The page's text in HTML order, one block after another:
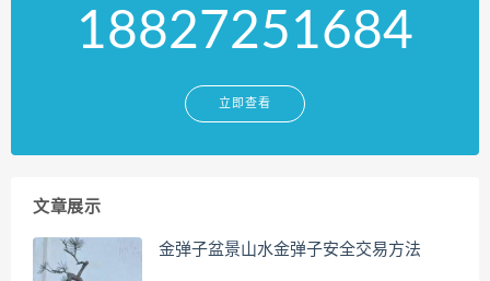
18827251684
立即查看
文章展示
金弹子盆景山水金弹子安全交易方法